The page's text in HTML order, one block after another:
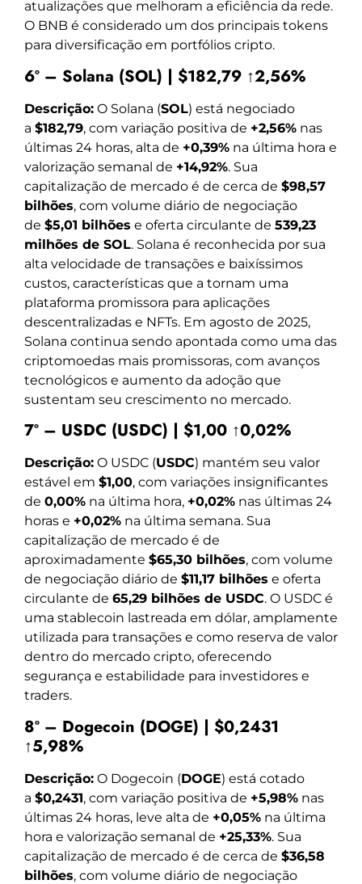
atualizações que melhoram a eficiência da rede.
O BNB é considerado um dos principais tokens
para diversificação em portfólios cripto.
6º – Solana (SOL) | $182,79 ↑2,56%
Descrição: O Solana (SOL) está negociado
a $182,79, com variação positiva de +2,56% nas
últimas 24 horas, alta de +0,39% na última hora e
valorização semanal de +14,92%. Sua
capitalização de mercado é de cerca de $98,57
bilhões, com volume diário de negociação
de $5,01 bilhões e oferta circulante de 539,23
milhões de SOL. Solana é reconhecida por sua
alta velocidade de transações e baixíssimos
custos, características que a tornam uma
plataforma promissora para aplicações
descentralizadas e NFTs. Em agosto de 2025,
Solana continua sendo apontada como uma das
criptomoedas mais promissoras, com avanços
tecnológicos e aumento da adoção que
sustentam seu crescimento no mercado.
7º – USDC (USDC) | $1,00 ↑0,02%
Descrição: O USDC (USDC) mantém seu valor
estável em $1,00, com variações insignificantes
de 0,00% na última hora, +0,02% nas últimas 24
horas e +0,02% na última semana. Sua
capitalização de mercado é de
aproximadamente $65,30 bilhões, com volume
de negociação diário de $11,17 bilhões e oferta
circulante de 65,29 bilhões de USDC. O USDC é
uma stablecoin lastreada em dólar, amplamente
utilizada para transações e como reserva de valor
dentro do mercado cripto, oferecendo
segurança e estabilidade para investidores e
traders.
8º – Dogecoin (DOGE) | $0,2431
↑5,98%
Descrição: O Dogecoin (DOGE) está cotado
a $0,2431, com variação positiva de +5,98% nas
últimas 24 horas, leve alta de +0,05% na última
hora e valorização semanal de +25,33%. Sua
capitalização de mercado é de cerca de $36,58
bilhões, com volume diário de negociação